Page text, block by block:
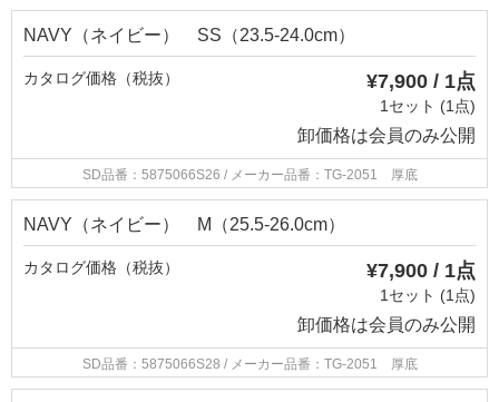
NAVY（ネイビー） SS（23.5-24.0cm）
カタログ価格（税抜） ¥7,900 / 1点
1セット (1点)
卸価格は会員のみ公開
SD品番：5875066S26 / メーカー品番：TG-2051 厚底
NAVY（ネイビー） M（25.5-26.0cm）
カタログ価格（税抜） ¥7,900 / 1点
1セット (1点)
卸価格は会員のみ公開
SD品番：5875066S28 / メーカー品番：TG-2051 厚底